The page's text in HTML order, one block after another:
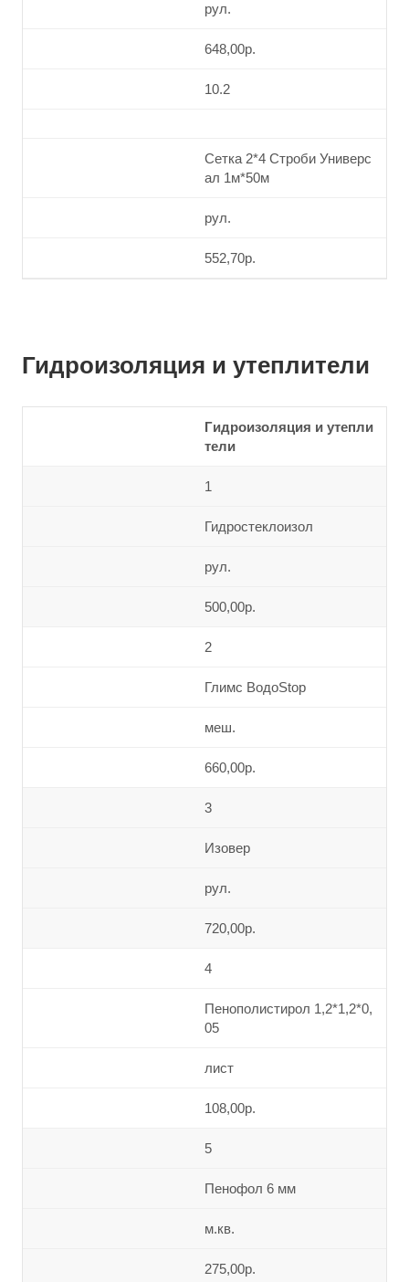
рул.
648,00р.
10.2
Сетка 2*4 Строби Универс
ал 1м*50м
рул.
552,70р.
Гидроизоляция и утеплители
Гидроизоляция и утепли
тели
1
Гидростеклоизол
рул.
500,00р.
2
Глимс ВодоStop
меш.
660,00р.
3
Изовер
рул.
720,00р.
4
Пенополистирол 1,2*1,2*0,
05
лист
108,00р.
5
Пенофол 6 мм
м.кв.
275,00р.